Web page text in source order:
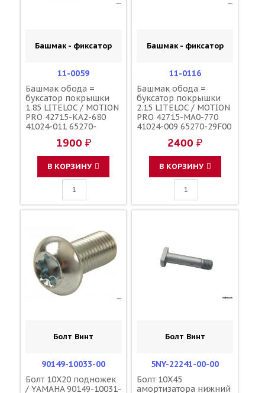
Башмак - фиксатор
11-0059
Башмак обода =
буксатор покрышки
1.85 LITELOC / MOTION
PRO 42715-KA2-680
41024-011 65270-
1900 ₽
В КОРЗИНУ
Башмак - фиксатор
11-0116
Башмак обода =
буксатор покрышки
2.15 LITELOC / MOTION
PRO 42715-MA0-770
41024-009 65270-29F00
25394-00-002400 ₽
В КОРЗИНУ
Болт Винт
90149-10033-00
Болт 10X20 подножек
/ YAMAHA 90149-10031-
Болт Винт
5NY-22241-00-00
Болт 10X45
амортизатора нижний